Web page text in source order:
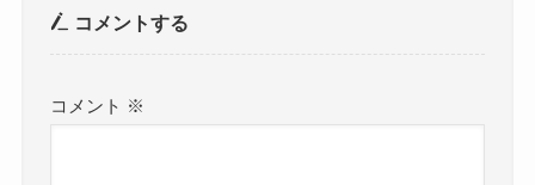
コメントする
コメント ※